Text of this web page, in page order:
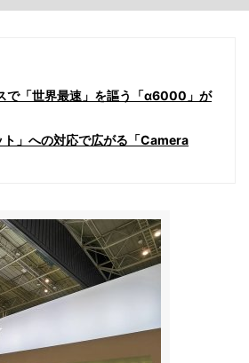
で「世界最速」を謳う「α6000」が
ト」への対応で広がる「Camera